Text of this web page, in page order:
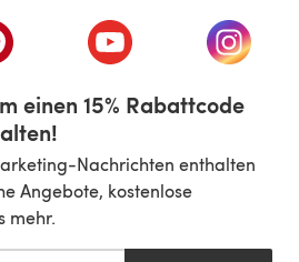
neuen Tab)
sich in einem neuen Tab)
(öffnet sich in einem
(öffnet
einen 15% Rabattcode
Nachrichten enthalten
Angebote, kostenlose
mehr.